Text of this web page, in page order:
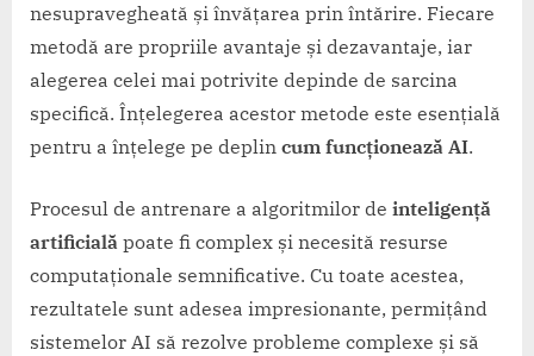
nesupravegheată și învățarea prin întărire. Fiecare
metodă are propriile avantaje și dezavantaje, iar
alegerea celei mai potrivite depinde de sarcina
specifică. Înțelegerea acestor metode este esențială
pentru a înțelege pe deplin cum funcționează AI.
Procesul de antrenare a algoritmilor de inteligență
artificială poate fi complex și necesită resurse
computaționale semnificative. Cu toate acestea,
rezultatele sunt adesea impresionante, permițând
sistemelor AI să rezolve probleme complexe și să